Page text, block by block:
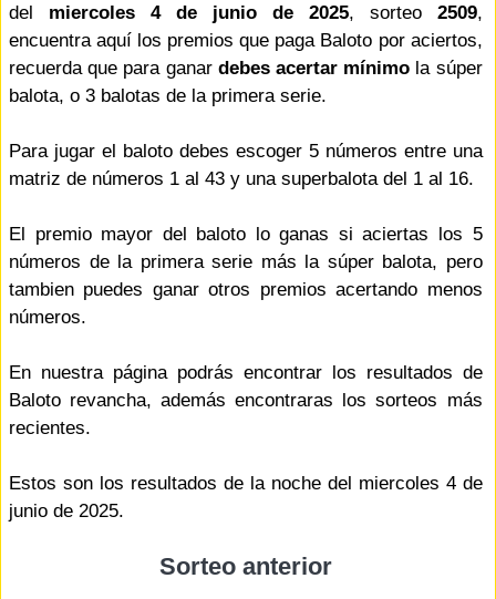
del miercoles 4 de junio de 2025, sorteo 2509,
encuentra aquí los premios que paga Baloto por aciertos,
recuerda que para ganar debes acertar mínimo la súper
balota, o 3 balotas de la primera serie.
Para jugar el baloto debes escoger 5 números entre una
matriz de números 1 al 43 y una superbalota del 1 al 16.
El premio mayor del baloto lo ganas si aciertas los 5
números de la primera serie más la súper balota, pero
tambien puedes ganar otros premios acertando menos
números.
En nuestra página podrás encontrar los resultados de
Baloto revancha, además encontraras los sorteos más
recientes.
Estos son los resultados de la noche del miercoles 4 de
junio de 2025.
Sorteo anterior